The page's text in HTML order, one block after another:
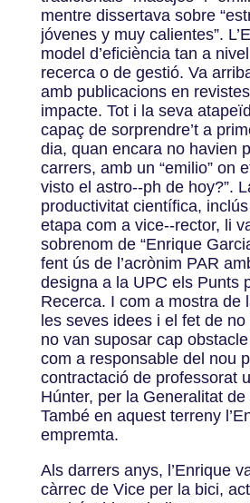
mentre dissertava sobre
jóvenes y muy calientes”.
model d’eficiència tan a
recerca o de gestió. Va
amb publicacions en
impacte. Tot i la seva
capaç de sorprendre’t a
dia, quan encara no havien
carrers, amb un “emilio” on
visto el astro-­‐ph de hoy?”.
productivitat científica,
etapa com a vice-­‐rector, li
sobrenom de “Enrique
fent ús de l’acrònim PAR
designa a la UPC els Punts
Recerca. I com a mostra de
les seves idees i el fet de
no van suposar cap
com a responsable del nou
contractació de professorat
Húnter, per la Generalitat
També en aquest terreny
empremta.
Als darrers anys, l’Enrique
càrrec de Vice per la bici,